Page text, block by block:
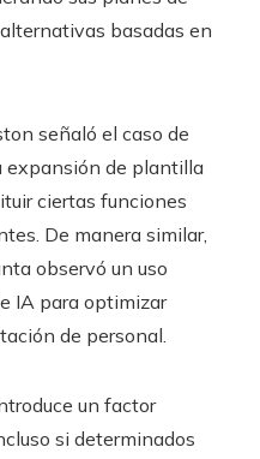
basadas en
señaló el caso de
expansión de plantilla
ciertas funciones
De manera similar,
observó un uso
IA para optimizar
de personal.
un factor
si determinados